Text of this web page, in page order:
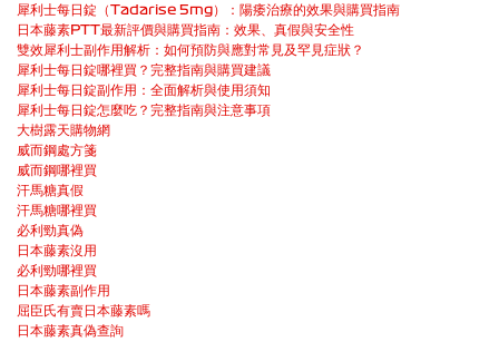
犀利士每日錠（Tadarise 5mg）：陽痿治療的效果與購買指南
日本藤素PTT最新評價與購買指南：效果、真假與安全性
雙效犀利士副作用解析：如何預防與應對常見及罕見症狀？
犀利士每日錠哪裡買？完整指南與購買建議
犀利士每日錠副作用：全面解析與使用須知
犀利士每日錠怎麼吃？完整指南與注意事項
大樹露天購物網
威而鋼處方箋
威而鋼哪裡買
汗馬糖真假
汗馬糖哪裡買
必利勁真偽
日本藤素沒用
必利勁哪裡買
日本藤素副作用
屈臣氏有賣日本藤素嗎
日本藤素真偽查詢